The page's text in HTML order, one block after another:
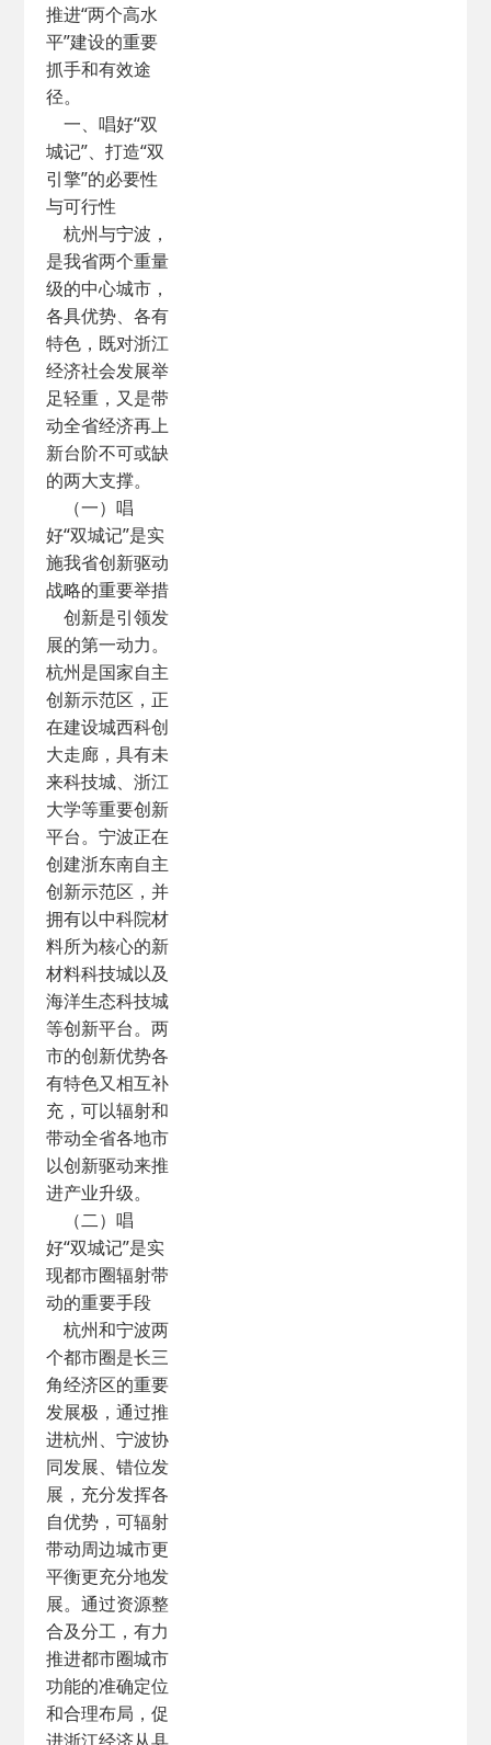
推进“两个高水
平”建设的重要
抓手和有效途
径。
一、唱好“双
城记”、打造“双
引擎”的必要性
与可行性
杭州与宁波，
是我省两个重量
级的中心城市，
各具优势、各有
特色，既对浙江
经济社会发展举
足轻重，又是带
动全省经济再上
新台阶不可或缺
的两大支撑。
（一）唱
好“双城记”是实
施我省创新驱动
战略的重要举措
创新是引领发
展的第一动力。
杭州是国家自主
创新示范区，正
在建设城西科创
大走廊，具有未
来科技城、浙江
大学等重要创新
平台。宁波正在
创建浙东南自主
创新示范区，并
拥有以中科院材
料所为核心的新
材料科技城以及
海洋生态科技城
等创新平台。两
市的创新优势各
有特色又相互补
充，可以辐射和
带动全省各地市
以创新驱动来推
进产业升级。
（二）唱
好“双城记”是实
现都市圈辐射带
动的重要手段
杭州和宁波两
个都市圈是长三
角经济区的重要
发展极，通过推
进杭州、宁波协
同发展、错位发
展，充分发挥各
自优势，可辐射
带动周边城市更
平衡更充分地发
展。通过资源整
合及分工，有力
推进都市圈城市
功能的准确定位
和合理布局，促